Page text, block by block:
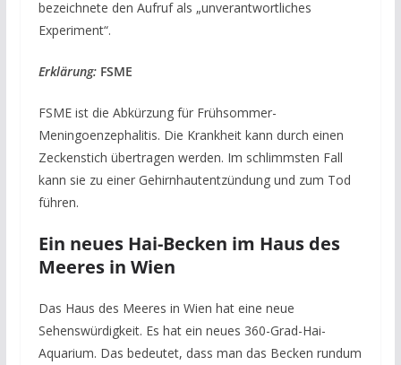
bezeichnete den Aufruf als „unverantwortliches
Experiment“.
Erklärung:FSME
FSME ist die Abkürzung für Frühsommer-
Meningoenzephalitis. Die Krankheit kann durch einen
Zeckenstich übertragen werden. Im schlimmsten Fall
kann sie zu einer Gehirnhautentzündung und zum Tod
führen.
Ein neues Hai-Becken im Haus des
Meeres in Wien
Das Haus des Meeres in Wien hat eine neue
Sehenswürdigkeit. Es hat ein neues 360-Grad-Hai-
Aquarium. Das bedeutet, dass man das Becken rundum